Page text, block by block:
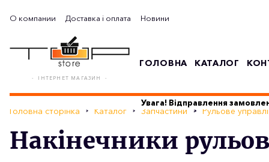
О компании Доставка і оплата Новини
- ІНТЕРНЕТ МАГАЗИН -
ГОЛОВНА КАТАЛОГ
Увага! Відправлення
Головна сторінка Каталог Запчастини Рульове
Накінечники